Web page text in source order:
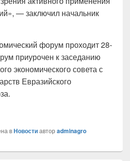
— заключил начальник
форум проходит 28-
приурочен к заседанию
экономического совета с
Евразийского
вНовостиавтор adminagro